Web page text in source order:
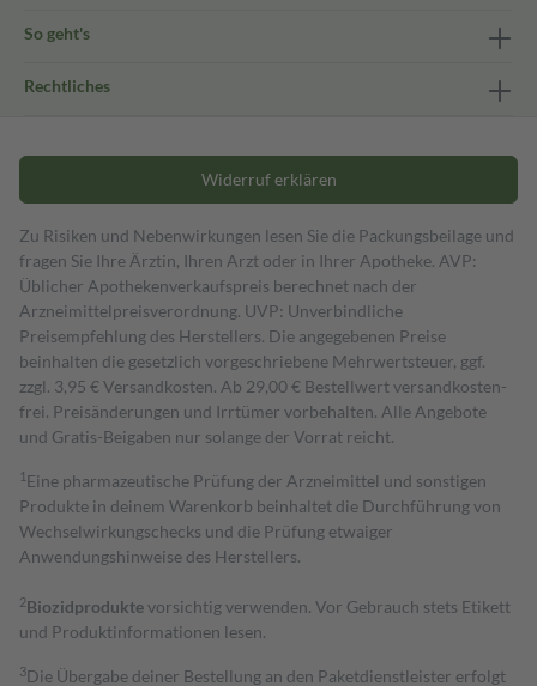
So geht's
Rechtliches
Widerruf erklären
Zu Risiken und Nebenwirkungen lesen Sie die Packungsbeilage und
fragen Sie Ihre Ärztin, Ihren Arzt oder in Ihrer Apotheke. AVP:
Üblicher Apothekenverkaufspreis berechnet nach der
Arzneimittelpreisverordnung. UVP: Unverbindliche
Preisempfehlung des Herstellers. Die angegebenen Preise
beinhalten die gesetzlich vorgeschriebene Mehrwertsteuer, ggf.
zzgl. 3,95 € Versandkosten. Ab 29,00 € Bestell­wert versand­kosten­
frei. Preisänderungen und Irrtümer vorbehalten. Alle Angebote
und Gratis-Beigaben nur solange der Vorrat reicht.
1 Eine pharmazeutische Prüfung der Arzneimittel und sonstigen
Produkte in deinem Warenkorb beinhaltet die Durchführung von
Wechselwirkungschecks und die Prüfung etwaiger
Anwendungshinweise des Herstellers.
2Biozidproduktevorsichtig verwenden. Vor Gebrauch stets Etikett
und Produktinformationen lesen.
3Die Übergabe deiner Bestellung an den Paketdienstleister erfolgt